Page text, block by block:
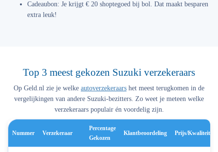
Cadeaubon: Je krijgt € 20 shoptegoed bij bol. Dat maakt besparen
extra leuk!
Top 3 meest gekozen Suzuki verzekeraars
Op Geld.nl zie je welke autoverzekeraars het meest terugkomen in de
vergelijkingen van andere Suzuki-bezitters. Zo weet je meteen welke
verzekeraars populair én voordelig zijn.
Nummer Verzekeraar
Percentage
Gekozen
Klantbeoordeling Prijs/kwaliteit